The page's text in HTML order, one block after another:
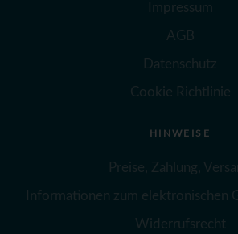
Impressum
AGB
Datenschutz
Cookie Richtlinie
HINWEISE
Preise, Zahlung,
Informationen zum elektronischen
Widerrufsrecht